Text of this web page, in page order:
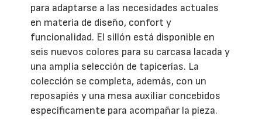
para adaptarse a las necesidades actuales
en materia de diseño, confort y
funcionalidad. El sillón está disponible en
seis nuevos colores para su carcasa lacada y
una amplia selección de tapicerías. La
colección se completa, además, con un
reposapiés y una mesa auxiliar concebidos
específicamente para acompañar la pieza.